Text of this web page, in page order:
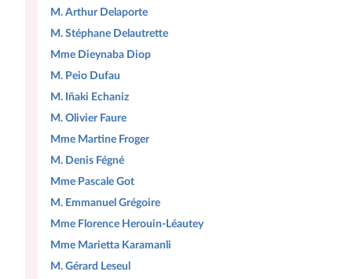
M. Arthur Delaporte
M. Stéphane Delautrette
Mme Dieynaba Diop
M. Peio Dufau
M. Iñaki Echaniz
M. Olivier Faure
Mme Martine Froger
M. Denis Fégné
Mme Pascale Got
M. Emmanuel Grégoire
Mme Florence Herouin-Léautey
Mme Marietta Karamanli
M. Gérard Leseul